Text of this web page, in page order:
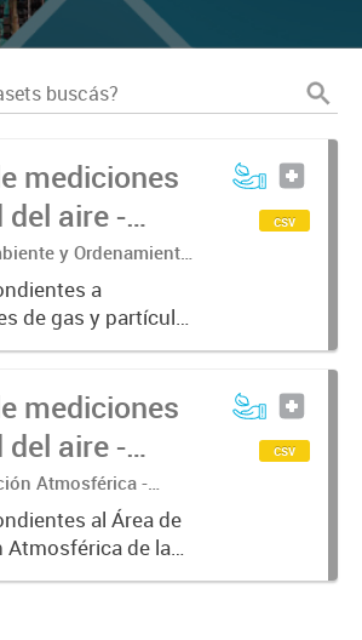
mediciones
del aire -
y Ordenamiento
a
de gas y partículas
en las estaciones
a métodos
a la fecha...
csv
mediciones
del aire -
Atmosférica -
Ambiental
al Área de
Atmosférica de la
Ambiental.
csv